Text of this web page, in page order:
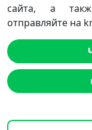
сайта, а
отправляйте на